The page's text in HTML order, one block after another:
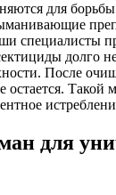
для
специалисты
долго
После
остается. Такой
для